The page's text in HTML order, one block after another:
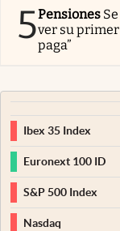
5Pensiones
ver su primer
paga”
Ibex 35 Index
Euronext 100 ID
S&P 500 Index
Nasdaq